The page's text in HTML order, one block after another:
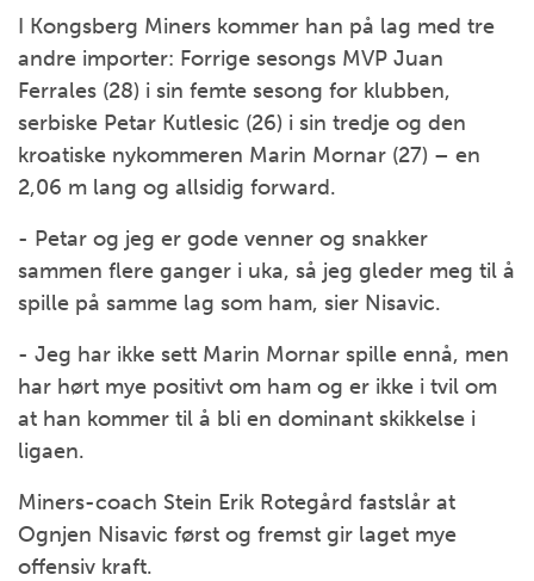
I Kongsberg Miners kommer han på lag med tre
andre importer: Forrige sesongs MVP Juan
Ferrales (28) i sin femte sesong for klubben,
serbiske Petar Kutlesic (26) i sin tredje og den
kroatiske nykommeren Marin Mornar (27) – en
2,06 m lang og allsidig forward.
- Petar og jeg er gode venner og snakker
sammen flere ganger i uka, så jeg gleder meg til å
spille på samme lag som ham, sier Nisavic.
- Jeg har ikke sett Marin Mornar spille ennå, men
har hørt mye positivt om ham og er ikke i tvil om
at han kommer til å bli en dominant skikkelse i
ligaen.
Miners-coach Stein Erik Rotegård fastslår at
Ognjen Nisavic først og fremst gir laget mye
offensiv kraft.